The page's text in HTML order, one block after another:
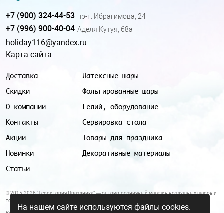
Доставка
Скидки
О компании
Контакты
Акции
Новинки
Статьи
Латексные шары
Фольгированные шары
Гелий, оборудование
Сервировка стола
Товары для праздника
Декоративные материалы
+7 (900) 324-44-53 пр-т. Ибрагимова, 24
+7 (996) 900-40-04 Аделя Кутуя, 68а
holiday116@yandex.ru
Карта сайта
© 2015-2026 "Территория Праздника" — оптово-розничный магазин воздушных шаров и
товаров для праздника.
На нашем сайте используются файлы cookies.